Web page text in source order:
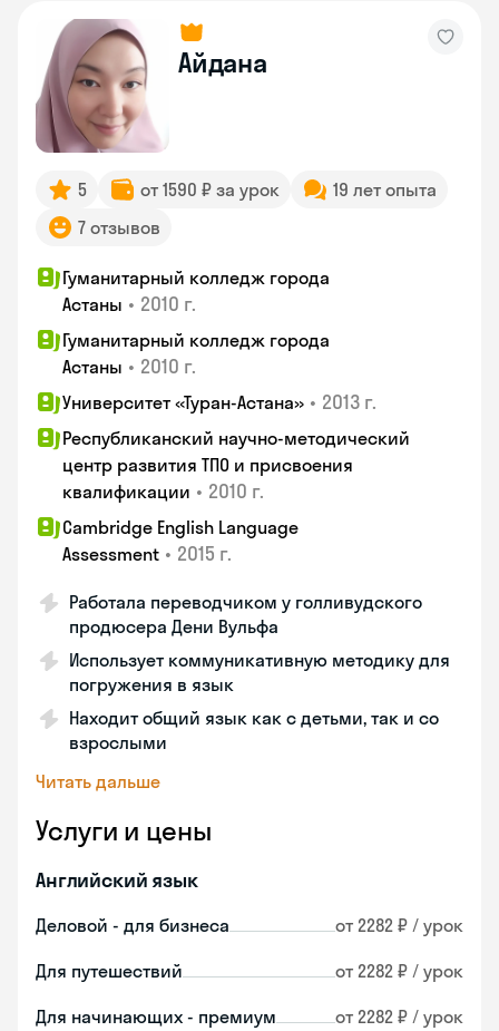
Айдана
5 от 1590 ₽ за урок
19 лет опыта
7 отзывов
Гуманитарный колледж города
Астаны • 2010 г.
Гуманитарный колледж города
Астаны • 2010 г.
Университет «Туран-Астана» • 2013 г.
Республиканский научно-методический
центр развития ТПО и присвоения
квалификации • 2010 г.
Cambridge English Language
Assessment • 2015 г.
Работала переводчиком у голливудского
продюсера Дени Вульфа
Использует коммуникативную методику для
погружения в язык
Находит общий язык как с детьми, так и со
взрослыми
Читать дальше
Услуги и цены
Английский язык
Деловой - для бизнеса от 2282 ₽ / урок
Для путешествий от 2282 ₽ / урок
Для начинающих - премиум от 2282 ₽ / урок